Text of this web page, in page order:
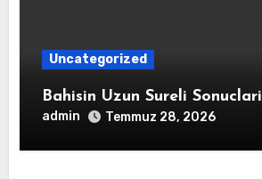
Uncategorized
Bahisin Uzun Sureli Sonuclari
admin Temmuz 28, 2026